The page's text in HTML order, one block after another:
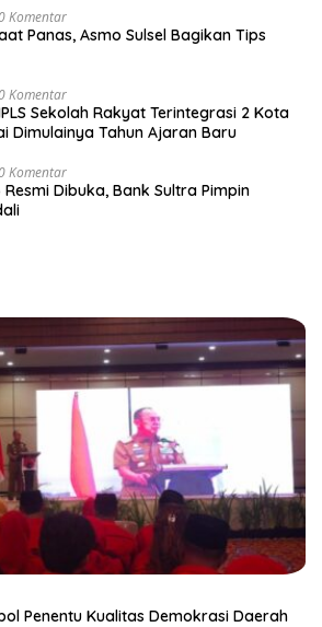
Komentar
Panas, Asmo Sulsel Bagikan Tips
Komentar
Sekolah Rakyat Terintegrasi 2 Kota
Dimulainya Tahun Ajaran Baru
Komentar
Dibuka, Bank Sultra Pimpin
Penentu Kualitas Demokrasi Daerah